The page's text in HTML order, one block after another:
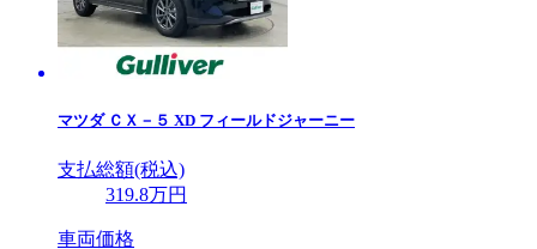
マツダ ＣＸ－５ XD フィールドジャーニー
支払総額(税込)
319.8万円
車両価格